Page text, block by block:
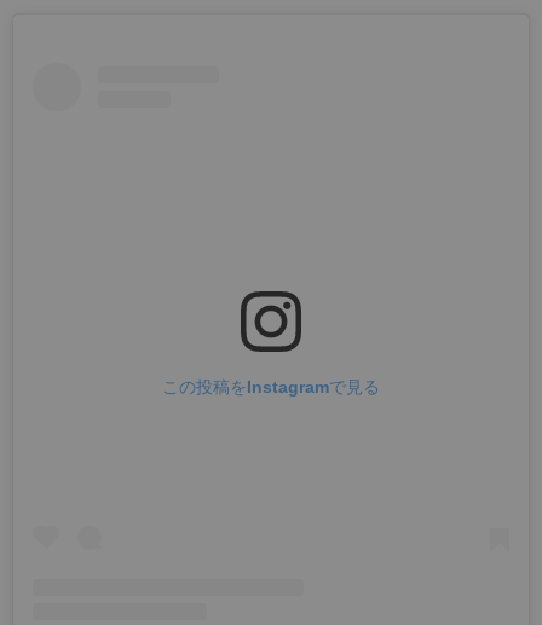
この投稿をInstagramで見る